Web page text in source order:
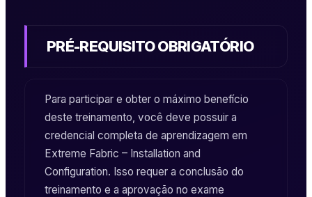
PRÉ-REQUISITO OBRIGATÓRIO
Para participar e obter o máximo benefício
deste treinamento, você deve possuir a
credencial completa de aprendizagem em
Extreme Fabric – Installation and
Configuration. Isso requer a conclusão do
treinamento e a aprovação no exame